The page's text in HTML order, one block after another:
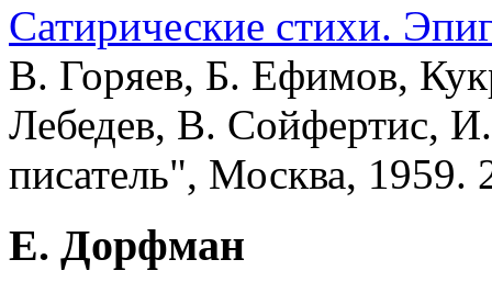
Сатирические стихи.
В. Горяев, Б. Ефимов,
Лебедев, В. Сойфертис,
писатель", Москва, 1959.
Е. Дорфман